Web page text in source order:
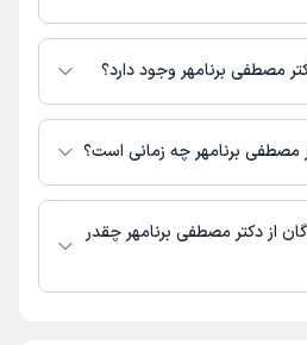
مصطفی برنامهر در مراکز درمانی در دسترس
مصطفی برنامهر وجود دارد؟
ویزیت آنلاین توسط دکتر مصطفی برنامهر در
دقیق‌تر، لطفاً با مطب تماس بگیرید.
مصطفی برنامهر چه زمانی است؟
با هماهنگی مطب مشخص می‌شود.
از دکتر مصطفی برنامهر چقدر